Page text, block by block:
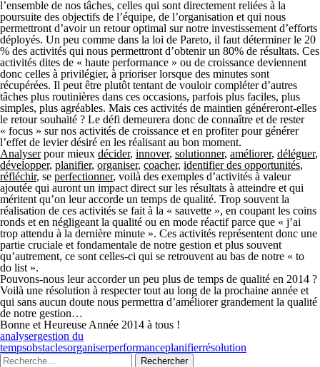
l’ensemble de nos tâches, celles qui sont directement reliées à la
poursuite des objectifs de l’équipe, de l’organisation et qui nous
permettront d’avoir un retour optimal sur notre investissement d’efforts
déployés. Un peu comme dans la loi de Pareto, il faut déterminer le 20
% des activités qui nous permettront d’obtenir un 80% de résultats. Ces
activités dites de « haute performance » ou de croissance deviennent
donc celles à privilégier, à prioriser lorsque des minutes sont
récupérées. Il peut être plutôt tentant de vouloir compléter d’autres
tâches plus routinières dans ces occasions, parfois plus faciles, plus
simples, plus agréables. Mais ces activités de maintien généreront-elles
le retour souhaité ? Le défi demeurera donc de connaître et de rester
« focus » sur nos activités de croissance et en profiter pour générer
l’effet de levier désiré en les réalisant au bon moment.
Analyserpour mieux décider, innover, solutionner, améliorer, déléguer,
développer, planifier, organiser, coacher, identifier des opportunités,
réfléchir, se perfectionner, voilà des exemples d’activités à valeur
ajoutée qui auront un impact direct sur les résultats à atteindre et qui
méritent qu’on leur accorde un temps de qualité. Trop souvent la
réalisation de ces activités se fait à la « sauvette », en coupant les coins
ronds et en négligeant la qualité ou en mode réactif parce que « j’ai
trop attendu à la dernière minute ». Ces activités représentent donc une
partie cruciale et fondamentale de notre gestion et plus souvent
qu’autrement, ce sont celles-ci qui se retrouvent au bas de notre « to
do list ».
Pouvons-nous leur accorder un peu plus de temps de qualité en 2014 ?
Voilà une résolution à respecter tout au long de la prochaine année et
qui sans aucun doute nous permettra d’améliorer grandement la qualité
de notre gestion…
Bonne et Heureuse Année 2014 à tous !
analysergestion du
tempsobstaclesorganiserperformanceplanifierrésolution